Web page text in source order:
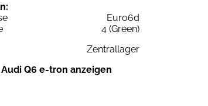
Euro6d
4 (Green)
Zentrallager
Q6 e-tron anzeigen